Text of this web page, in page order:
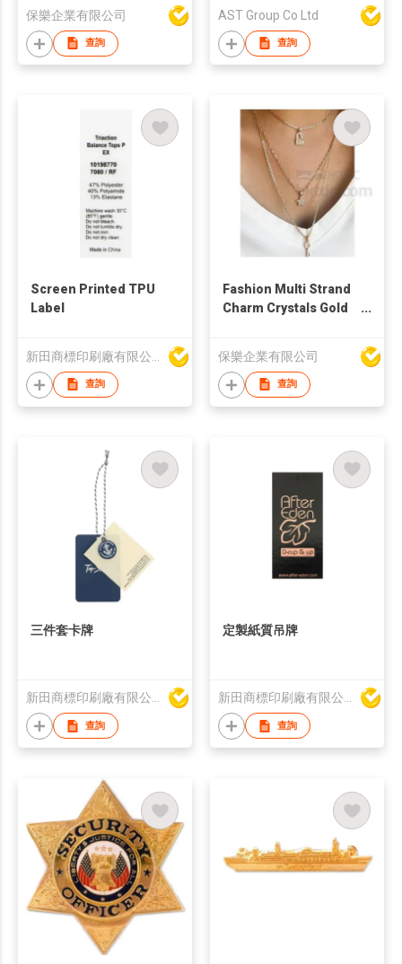
保樂企業有限公司
查詢
AST Group Co Ltd
查詢
Screen Printed TPU
Label
查詢
Fashion Multi Strand
Charm Crystals Gold
保樂企業有限公司
查詢
三件套卡牌
新田商標印刷廠有限公司
查詢
定製紙質吊牌
新田商標印刷廠有限公司
查詢